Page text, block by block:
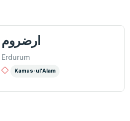
ارضروم
Erdurum
Kamus-ul'Alam